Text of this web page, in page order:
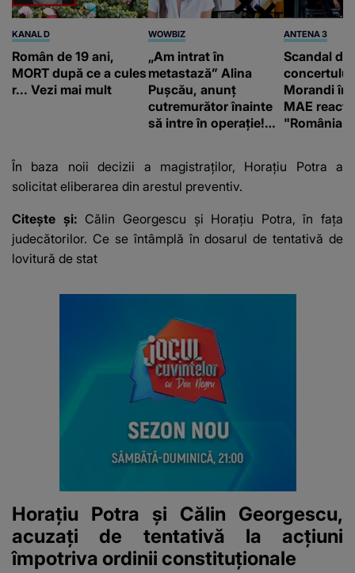
KANAL D
Român de 19 ani,
MORT după ce a cules
r... Vezi mai mult
WOWBIZ
„Am intrat în
metastază” Alina
Pușcău, anunț
cutremurător înainte
să intre în operație!
fanilor
ANTENA 3
Scandal
Morandi în
MAE
"România
În baza noii decizii a magistraților, Horațiu Potra a
solicitat eliberarea din arestul preventiv.
Citește și: Călin Georgescu și Horațiu Potra, în fața
judecătorilor. Ce se întâmplă în dosarul de tentativă de
lovitură de stat
Horațiu Potra și Călin Georgescu,
acuzați de tentativă la acțiuni
împotriva ordinii constituționale